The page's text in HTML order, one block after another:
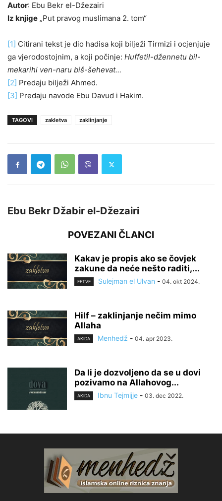
Autor: Ebu Bekr el-Džezairi
Iz knjige „Put pravog muslimana 2. tom“
[1] Citirani tekst je dio hadisa koji bilježi Tirmizi i ocjenjuje
ga vjerodostojnim, a koji počinje: Huffetil-džennetu bil-
mekarihi ven-naru biš-šehevat…
[2] Predaju bilježi Ahmed.
[3] Predaju navode Ebu Davud i Hakim.
TAGOVI zakletva zaklinjanje
Ebu Bekr Džabir el-Džezairi
POVEZANI ČLANCI
Kakav je propis ako se čovjek
zakune da neće nešto raditi,...
FETVE Sulejman el Ulvan - 04. okt 2024.
Hilf – zaklinjanje nečim mimo
Allaha
AKIDA Menhedž - 04. apr 2023.
Da li je dozvoljeno da se u dovi
pozivamo na Allahovog...
AKIDA Ibnu Tejmijje - 03. dec 2022.